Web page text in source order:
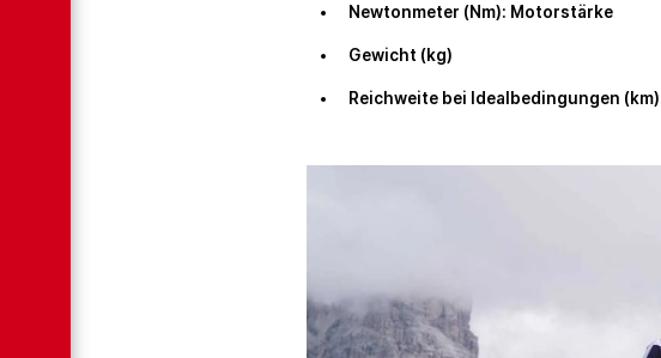
Newtonmeter (Nm): Motorstärke
Gewicht (kg)
Reichweite bei Idealbedingungen (km)